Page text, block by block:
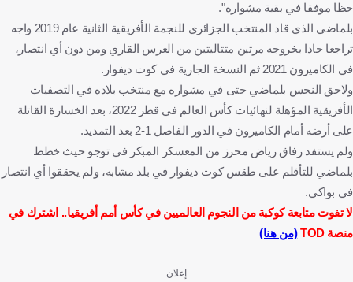
حظا موفقا في بقية مشواره".
بلماضي الذي قاد المنتخب الجزائري للنجمة الأفريقية الثانية عام 2019 واجه
تراجعا حادا بخروجه مرتين متتاليتين من العرس القاري ومن دون أي انتصار،
في الكاميرون 2021 ثم النسخة الجارية في كوت ديفوار.
ولاحق النحس بلماضي حتى في مشواره مع منتخب بلاده في التصفيات
الأفريقية المؤهلة لنهائيات كأس العالم في قطر 2022، بعد الخسارة القاتلة
على أرضه أمام الكاميرون في الدور الفاصل 1-2 بعد التمديد.
ولم يستفد رفاق رياض محرز من المعسكر المبكر في توجو حيث خطط
بلماضي للتأقلم على طقس كوت ديفوار في بلد مشابه، ولم يحققوا أي انتصار
في بواكي.
لا تفوت متابعة كوكبة من النجوم العالميين في كأس أمم أفريقيا.. اشترك في
منصة TOD
(من هنا)
إعلان